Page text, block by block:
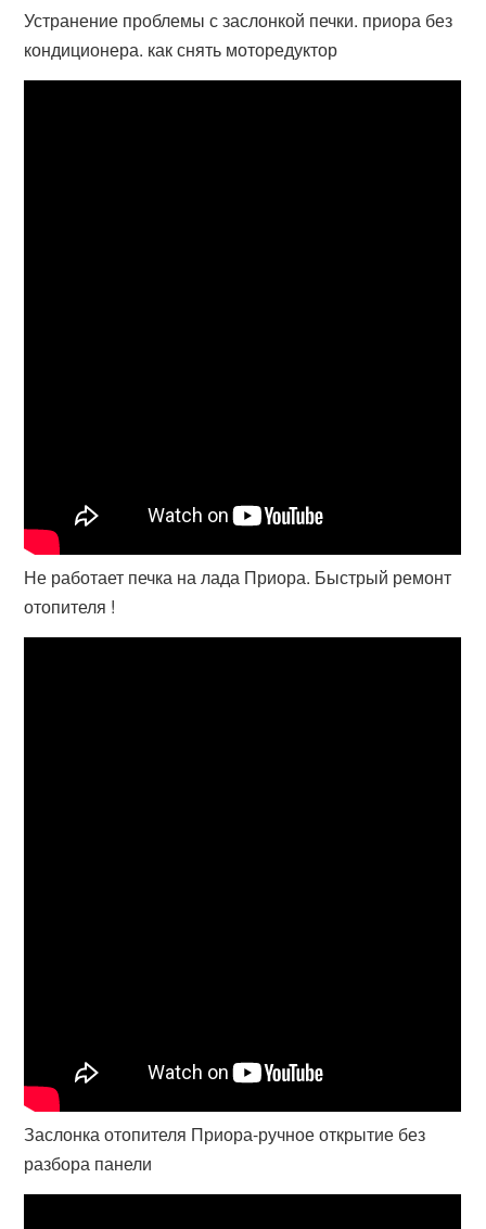
Устранение проблемы с заслонкой печки. приора без
кондиционера. как снять моторедуктор
Не работает печка на лада Приора. Быстрый ремонт
отопителя !
Заслонка отопителя Приора-ручное открытие без
разбора панели